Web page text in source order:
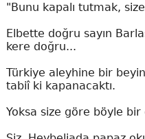
"Bunu kapalı tutmak,
Elbette doğru sayın
kere doğru...
Türkiye aleyhine bir
tabiî ki kapanacaktı.
Yoksa size göre böyle bir